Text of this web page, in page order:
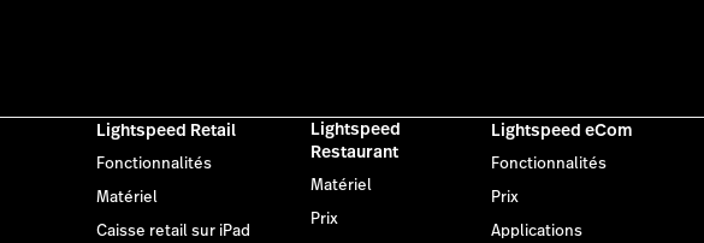
Lightspeed Retail
Fonctionnalités
Matériel
Caisse retail sur iPad
Lightspeed
Restaurant
Matériel
Prix
Lightspeed eCom
Fonctionnalités
Prix
Applications